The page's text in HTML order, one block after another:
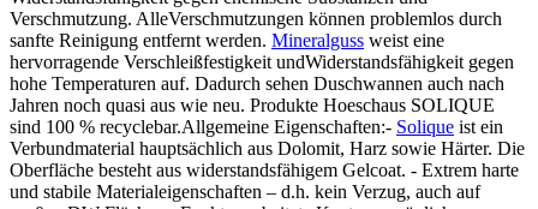
Verschmutzung. AlleVerschmutzungen können problemlos durch
sanfte Reinigung entfernt werden. Mineralguss weist eine
hervorragende Verschleißfestigkeit undWiderstandsfähigkeit gegen
hohe Temperaturen auf. Dadurch sehen Duschwannen auch nach
Jahren noch quasi aus wie neu. Produkte Hoeschaus SOLIQUE
sind 100 % recyclebar.Allgemeine Eigenschaften:- Solique ist ein
Verbundmaterial hauptsächlich aus Dolomit, Harz sowie Härter. Die
Oberfläche besteht aus widerstandsfähigem Gelcoat. - Extrem harte
und stabile Materialeigenschaften – d.h. kein Verzug, auch auf